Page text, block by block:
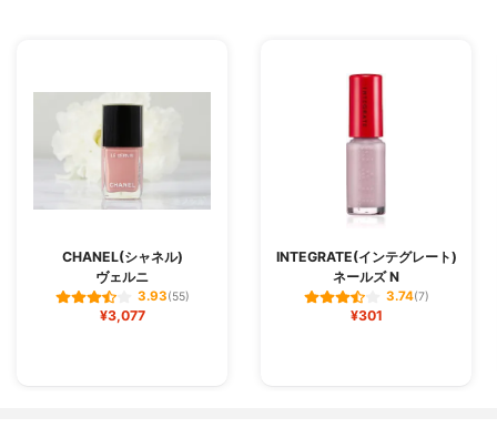
CHANEL(シャネル)
ヴェルニ
3.93(55)
¥3,077
INTEGRATE(インテグレート)
ネールズ N
3.74(7)
¥301